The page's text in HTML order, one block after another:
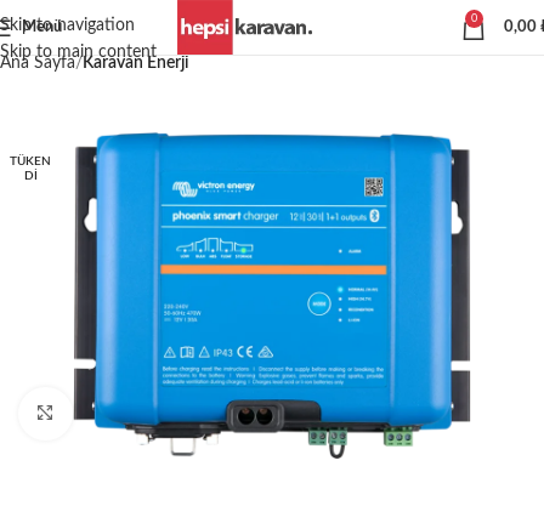
Skip to navigation
Skip to main content
Menü
0
0,00
Ana Sayfa Karavan Enerji
TÜKEN
DI
Büyütmek için tıklayın